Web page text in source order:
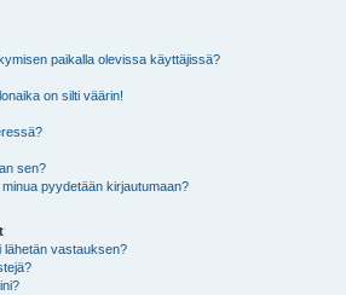
paikalla olevissa käyttäjissä?
on silti väärin!
sen?
pyydetään kirjautumaan?
lähetän vastauksen?